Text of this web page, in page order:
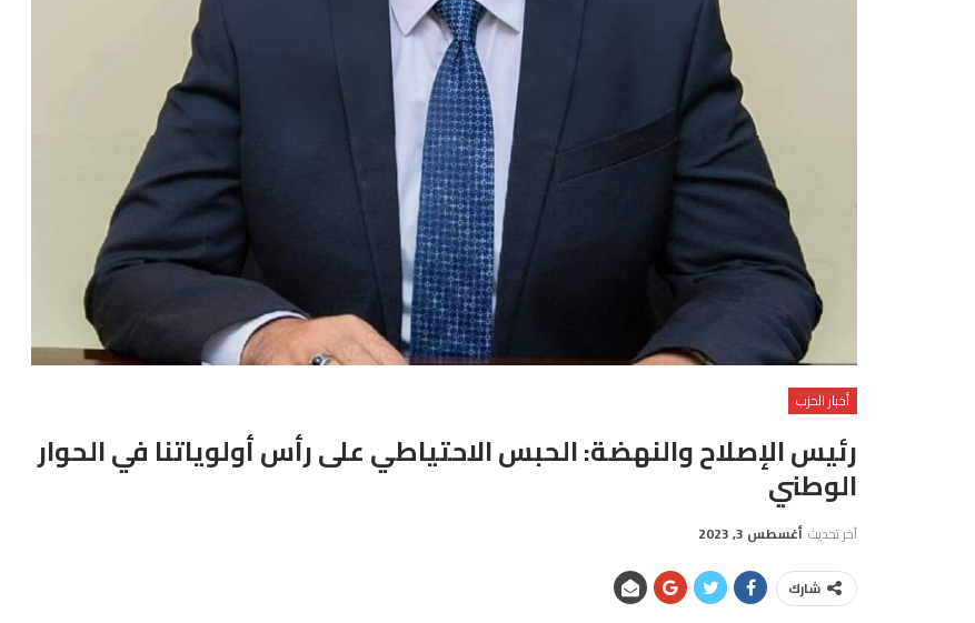
أخبار الحزب
رئيس الإصلاح والنهضة: الحبس الاحتياطي على رأس أولوياتنا في الحوار
الوطني
آخر تحديث أغسطس 3, 2023
شارك